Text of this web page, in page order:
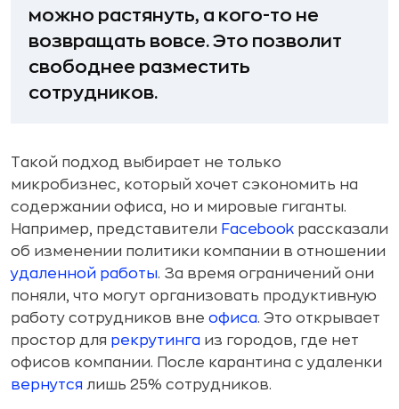
можно растянуть, а кого-то не
возвращать вовсе. Это позволит
свободнее разместить
сотрудников.
Такой подход выбирает не только
микробизнес, который хочет сэкономить на
содержании офиса, но и мировые гиганты.
Например, представители Facebook рассказали
об изменении политики компании в отношении
удаленной работы. За время ограничений они
поняли, что могут организовать продуктивную
работу сотрудников вне офиса. Это открывает
простор для рекрутинга из городов, где нет
офисов компании. После карантина с удаленки
вернутся лишь 25% сотрудников.